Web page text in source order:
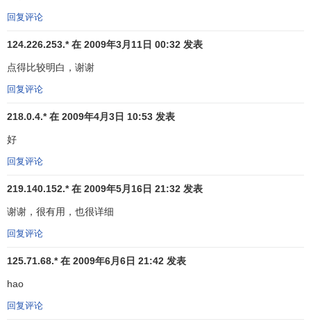
势已经终结或
点，然而却无法造假。
葛南维(Granvile)移动平均线八大法则
1、移动平均线从下降逐渐走平且略向上方抬头，而股价
从移动平均线下方向上方突破，为买进信号。
2、股价位于移动平均线之上运行，
均线后又再度上升时为买进时机。
3、股价位于移动平均线之上运行，回档时跌破移动平均
线，但短期移动平均线继续呈上升趋势，此时为买进时机。
4、股价位于移动平均线以下运行，突然
弹)，此时为买进时机。
回复评论
124.226.253.* 在 2009年3月11日 00:32 发表
点得比较明白，谢谢
回复评论
218.0.4.* 在 2009年4月3日 10:53 发表
好
回复评论
219.140.152.* 在 2009年5月16日 21:32 发表
谢谢，很有用，也很详细
回复评论
125.71.68.* 在 2009年6月6日 21:42 发表
hao
回复评论